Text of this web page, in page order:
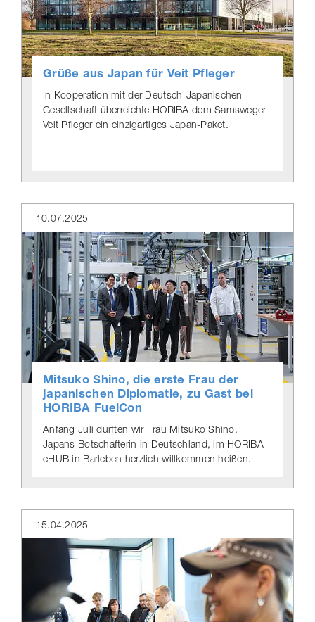
Grüße aus Japan für Veit Pfleger
In Kooperation mit der Deutsch-​Japanischen
Gesellschaft überreichte HORIBA dem Samsweger
Veit Pfleger ein einzigartiges Japan-Paket.
10.07.2025
Mitsuko Shino, die erste Frau der
japa­ni­schen Diplo­matie, zu Gast bei
HORIBA FuelCon
Anfang Juli durften wir Frau Mitsuko Shino,
Japans Botschafterin in Deutschland, im HORIBA
eHUB in Barleben herzlich willkommen heißen.
15.04.2025